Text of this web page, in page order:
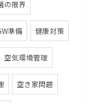
の限界
準備 健康対策
空気環境管理
空き家問題